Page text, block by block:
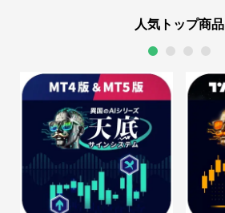
人気トップ商品
1 2 3 4